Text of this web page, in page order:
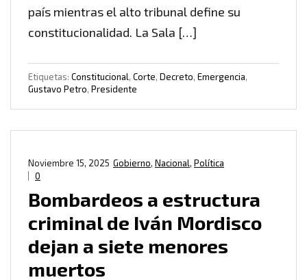
país mientras el alto tribunal define su
constitucionalidad. La Sala […]
Etiquetas: Constitucional, Corte, Decreto, Emergencia,
Gustavo Petro, Presidente
Gobierno, Nacional, Política
Noviembre 15, 2025
0
Bombardeos a estructura
criminal de Iván Mordisco
dejan a siete menores
muertos